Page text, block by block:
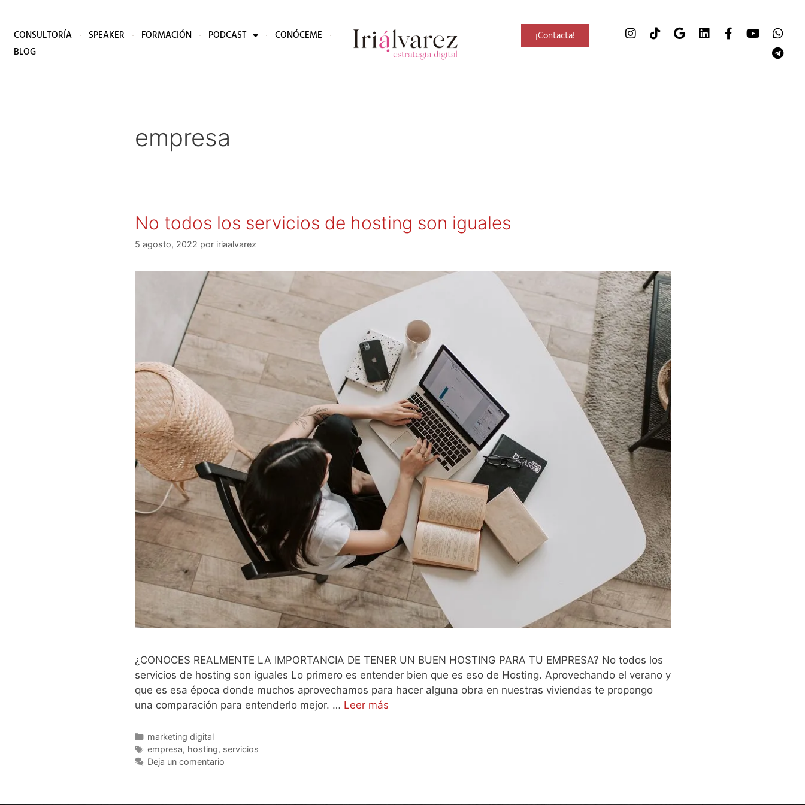
CONSULTORÍA SPEAKER FORMACIÓN PODCAST
CONÓCEME
BLOG
¡Contacta!
empresa
No todos los servicios de hosting son iguales
5 agosto, 2022 por iriaalvarez
¿CONOCES REALMENTE LA IMPORTANCIA DE TENER UN BUEN HOSTING PARA TU EMPRESA? No todos los
servicios de hosting son iguales Lo primero es entender bien que es eso de Hosting. Aprovechando el verano y
que es esa época donde muchos aprovechamos para hacer alguna obra en nuestras viviendas te propongo
una comparación para entenderlo mejor. … Leer más
marketing digital
empresa, hosting, servicios
Deja un comentario